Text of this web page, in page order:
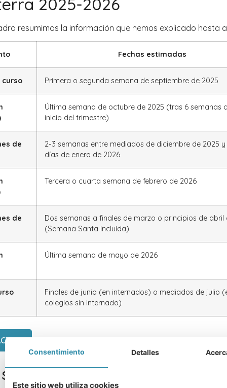
resumimos la información que hemos explicado hasta
Fechas estimadas
Primera o segunda semana de septiembre de 2025
Última semana de octubre de 2025 (tras 6 semanas
inicio del trimestre)
de
2-3 semanas entre mediados de diciembre de 2025
días de enero de 2026
Tercera o cuarta semana de febrero de 2026
de
Dos semanas a finales de marzo o principios de abril
(Semana Santa incluida)
Última semana de mayo de 2026
Finales de junio (en internados) o mediados de julio
colegios sin internado)
los fines de semana
Consentimiento Detalles
Este sitio web utiliza cookies